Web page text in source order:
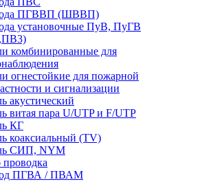
ПГВВП (ШВВП)
установочные ПуВ, ПуГВ
комбинированные для
огнестойкие для пожарной
и сигнализации
акустический
витая пара U/UTP и F/UTP
КГ
коаксиальный (TV)
СИП, NYM
проводка
ПГВА / ПВАМ